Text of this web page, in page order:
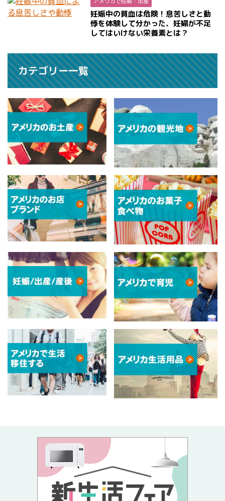
妊娠中の貧血は危険！息苦しさと動
悸を体験して分かった、妊婦が不足
してはいけない栄養素とは？
カテゴリー一覧